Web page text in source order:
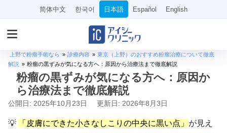
简体中文 한국어 日本語 Español English
上野で粉瘤手術なら » 診療内容 » 東京（上野）のおすすめ粉瘤治療について徹底
解説 » 粉瘤の黒ずみが気になる方へ：原因から治療法まで徹底解説
粉瘤の黒ずみが気になる方へ：原因か
ら治療法まで徹底解説
公開日: 2025年10月23日 更新日: 2026年8月3日
💡 「皮膚にできた小さなしこりの中央に黒い点」 が見え